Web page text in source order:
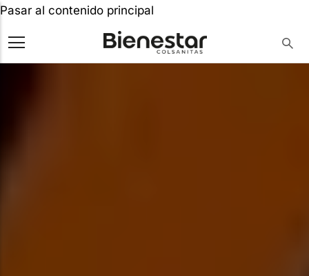
Pasar al contenido principal